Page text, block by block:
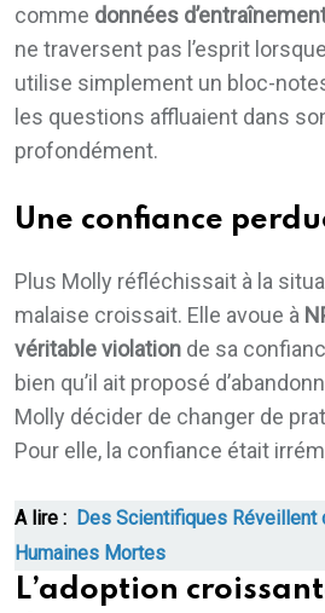
comme données
ne traversent pas l’esprit
utilise simplement un bloc-
les questions affluaient dans
profondément.
Une confiance
Plus Molly réfléchissait à la
malaise croissait. Elle avoue à
véritable violation de sa
bien qu’il ait proposé
Molly décider de changer de
Pour elle, la confiance était
A lire : Des Scientifiques
Humaines Mortes
L’adoption